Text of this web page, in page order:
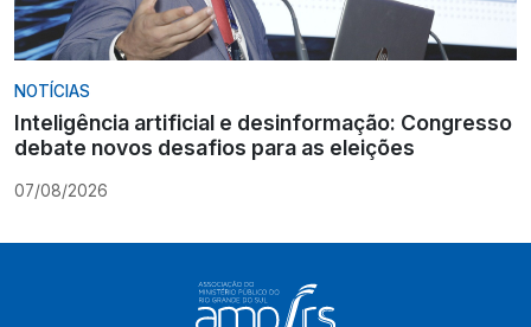
NOTÍCIAS
Inteligência artificial e desinformação: Congresso
debate novos desafios para as eleições
07/08/2026